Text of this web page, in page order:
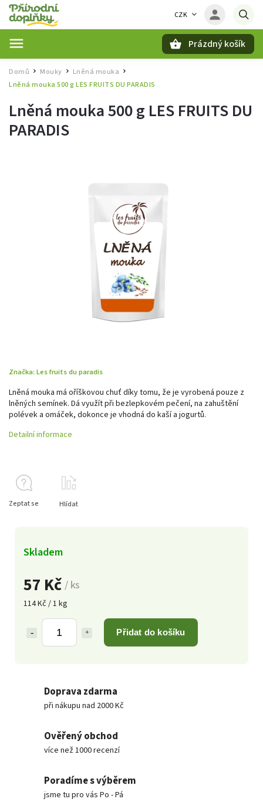
CZK
Prázdný košík
Domů / Mouky Lněná mouka /
Lněná mouka 500 g LES FRUITS DU PARADIS
Lněná mouka 500 g LES FRUITS DU
PARADIS
Značka: Les fruits du paradis
57 Kč/ ks
114 Kč / 1 kg
Přidat do košíku
Skladem
Lněná mouka má oříškovou chuť díky tomu, že je vyrobená pouze z
lněných semínek. Dá využít při bezlepkovém pečení, na zahuštění
polévek a omáček, dokonce je vhodná do kaší a jogurtů.
Detailní informace
Zeptat se Hlídat
Doprava zdarma
při nákupu nad 2000 Kč
Ověřený obchod
více než 1000 recenzí
Poradíme s výběrem
jsme tu pro vás Po - Pá